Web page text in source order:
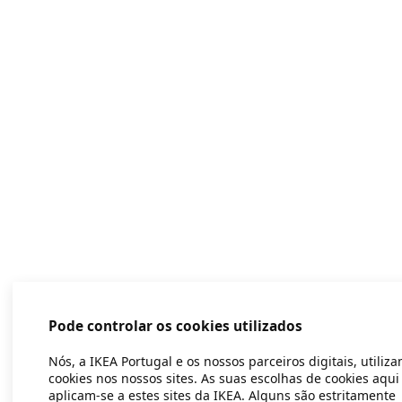
Pode controlar os cookies utilizados
Nós, a IKEA Portugal e os nossos parceiros digitais,
cookies nos nossos sites. As suas escolhas de cookies aqui
aplicam-se a estes sites da IKEA. Alguns são estritamente